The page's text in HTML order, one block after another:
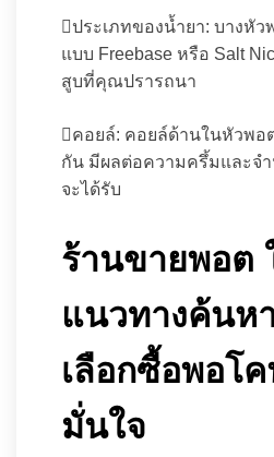
ประเภทของน้ำยา: บางหัว
แบบ Freebase หรือ Salt
สูบที่คุณปรารถนา
คอยล์: คอยล์ด้านในหัวพอ
กัน มีผลต่อความครึ้มและจ
จะได้รับ
ร้านขายพอต
แนวทางค้นห
เลือกซื้อพอโ
มั่นใจ